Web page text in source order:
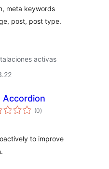
meta keywords
post, post type.
activas
Accordion
(0total
de
)
to improve